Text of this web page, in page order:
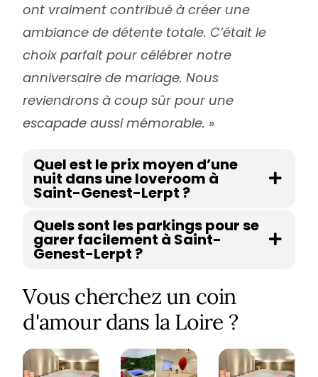
ont vraiment contribué à créer une
ambiance de détente totale. C’était le
choix parfait pour célébrer notre
anniversaire de mariage. Nous
reviendrons à coup sûr pour une
escapade aussi mémorable. »
Quel est le prix moyen d’une
nuit dans une loveroom à
Saint-Genest-Lerpt ?
Quels sont les parkings pour se
garer facilement à Saint-
Genest-Lerpt ?
Vous cherchez un coin
d'amour dans la Loire ?